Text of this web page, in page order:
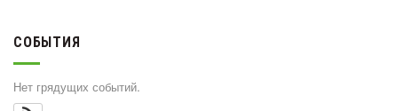
СОБЫТИЯ
Нет грядущих событий.